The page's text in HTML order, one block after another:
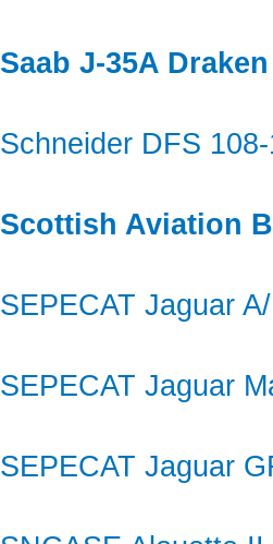
Saab J-35A Draken
Schneider DFS
Scottish Aviation
SEPECAT Jaguar
SEPECAT Jaguar
SEPECAT Jaguar